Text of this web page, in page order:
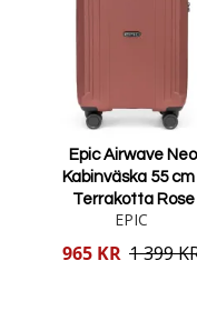
Epic Airwave Neo
Kabinväska 55 cm
Terrakotta Rose
EPIC
Reducerat
965 KR 1 399